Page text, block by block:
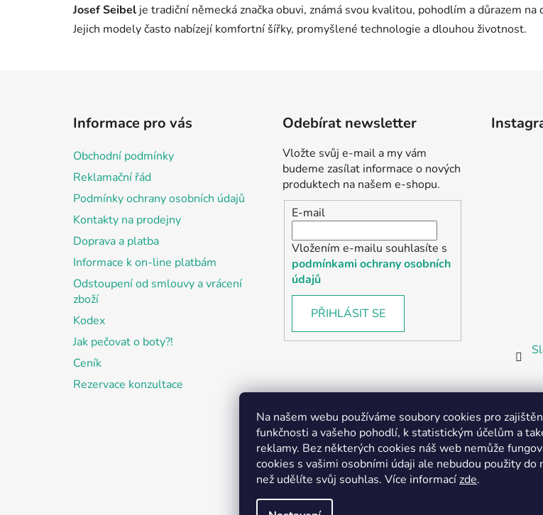
Na našem webu používáme soubory cookies pro
funkčnosti a vašeho pohodlí, k statistickým účelům a
reklamy. Bez některých cookies náš web nemůže
cookies s vašimi osobními údaji ale nebudou použity do
než udělíte svůj souhlas. Více informacízde.
Josef Seibelje tradiční německá značka obuvi, známá svou kvalitou, pohodlím a důrazem na
Jejich modely často nabízejí komfortní šířky, promyšlené technologie a dlouhou životnost.
Informace pro vás
Obchodní podmínky
Reklamační řád
Podmínky ochrany osobních údajů
Kontakty na prodejny
Doprava a platba
Informace k on-line platbám
Odstoupení od smlouvy a vrácení
zboží
Kodex
Jak pečovat o boty?!
Ceník
Rezervace konzultace
Odebírat newsletter
Vložte svůj e-mail a my vám
budeme zasílat informace o nových
produktech na našem e-shopu.
E-mail
Vložením e-mailu souhlasíte s
podmínkami ochrany osobních
údajů
PŘIHLÁSIT SE
Partnerská prodejna Barefoot